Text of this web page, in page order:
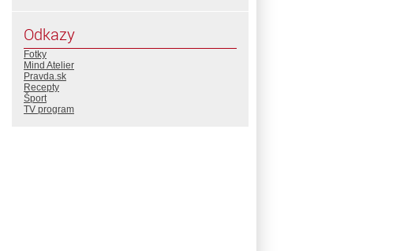
Odkazy
Fotky
Mind Atelier
Pravda.sk
Recepty
Šport
TV program